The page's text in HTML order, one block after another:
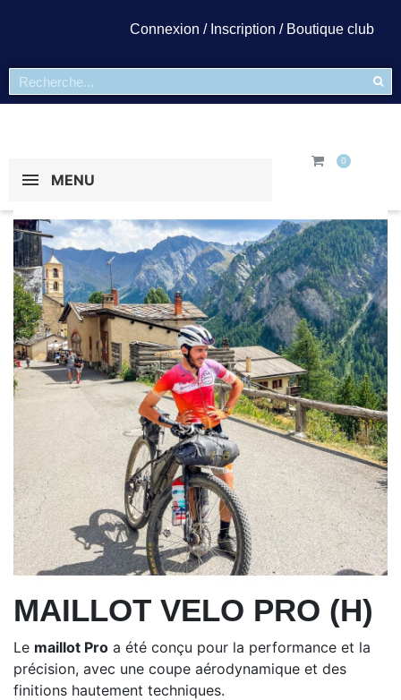
Connexion / Inscription / Boutique club
MENU
MAILLOT VELO PRO (H)
Le maillot Pro a été conçu pour la performance et la
précision, avec une coupe aérodynamique et des
finitions hautement techniques.